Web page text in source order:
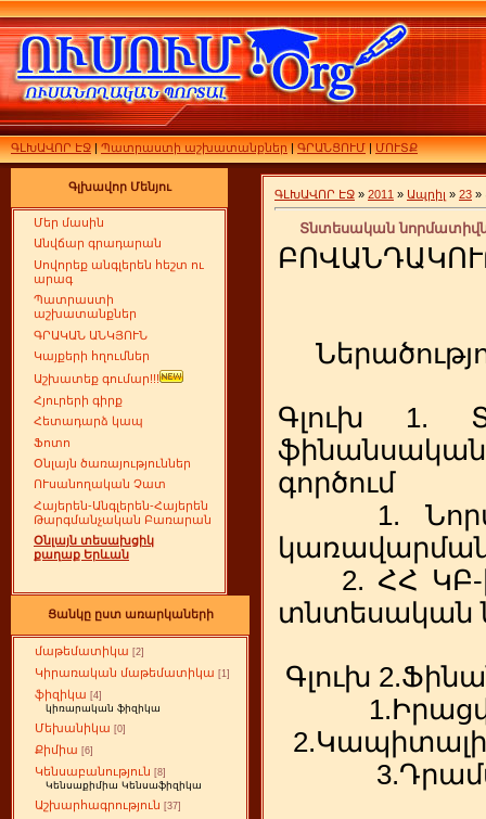
ԳԼԽԱՎՈՐ ԷՋ|Պատրաստի աշխատանքներ|ԳՐԱՆՑՈՒՄ|ՄՈՒՏՔ
Գլխավոր Մենյու
Մեր մասին
Անվճար գրադարան
Սովորեք անգլերեն հեշտ ու
արագ
Պատրաստի
աշխատանքներ
ԳՐԱԿԱՆ ԱՆԿՅՈՒՆ
Կայքերի հղումներ
Աշխատեք գումար!!!
Հյուրերի գիրք
Հետադարձ կապ
Ֆոտո
Օնլայն ծառայություններ
ՈՒսանողական Չատ
Հայերեն-Անգլերեն-Հայերեն
Թարգմանչական Բառարան
Օնլայն տեսախցիկ
քաղաք Երևան
Ցանկը ըստ առարկաների
մաթեմատիկա [2]
Կիրառական մաթեմատիկա [1]
ֆիզիկա [4]
կիռարական ֆիզիկա
Մեխանիկա [0]
Քիմիա [6]
Կենսաբանություն [8]
Կենսաքիմիա Կենսաֆիզիկա
Աշխարհագրություն [37]
ԳԼԽԱՎՈՐ ԷՋ » 2011 » Ապրիլ » 23 »
Տնտեսական
Գլուխ 1.
1.
2. ՀՀ ԿԲ-ի
տնտեսական
Գլուխ
2.Կապիտալի
3.Դրամական